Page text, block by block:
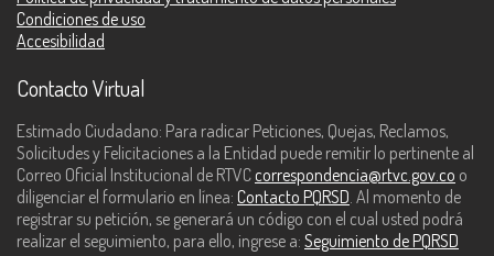
Condiciones de uso
Accesibilidad
Contacto Virtual
Estimado Ciudadano: Para radicar Peticiones, Quejas, Reclamos,
Solicitudes y Felicitaciones a la Entidad puede remitir lo pertinente al
Correo Oficial Institucional de RTVC correspondencia@rtvc.gov.co o
diligenciar el formulario en línea: Contacto PQRSD. Al momento de
registrar su petición, se generará un código con el cual usted podrá
realizar el seguimiento, para ello, ingrese a: Seguimiento de PQRSD